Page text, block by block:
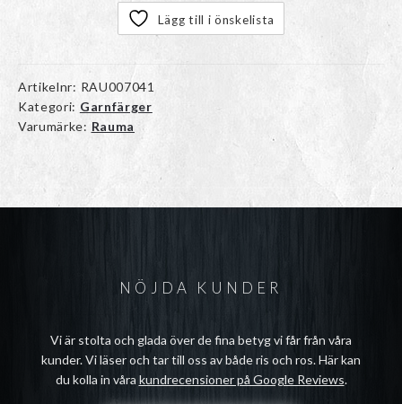
Lägg till i önskelista
Artikelnr: RAU007041
Kategori: Garnfärger
Varumärke: Rauma
NÖJDA KUNDER
Vi är stolta och glada över de fina betyg vi får från våra
kunder. Vi läser och tar till oss av både ris och ros. Här kan
du kolla in våra kundrecensioner på Google Reviews.